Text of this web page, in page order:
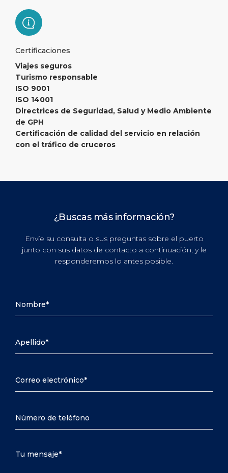
Certificaciones
Viajes seguros
Turismo responsable
ISO 9001
ISO 14001
Directrices de Seguridad, Salud y Medio Ambiente
de GPH
Certificación de calidad del servicio en relación
con el tráfico de cruceros
¿Buscas más información?
Envíe su consulta o sus preguntas sobre el puerto
junto con sus datos de contacto a continuación, y le
responderemos lo antes posible.